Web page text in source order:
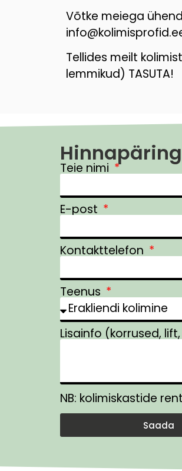
Võtke meiega
Tellides meilt
lemmikud) TASUTA!
Teie nimi
E-post
Kontakttelefon
Teenus
Lisainfo (korrused,
NB: kolimiskastide
Saada